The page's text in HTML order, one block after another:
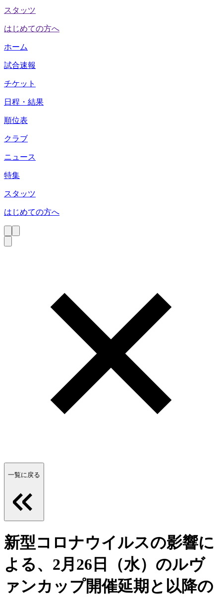
スタッツ
はじめての方へ
ホーム
試合速報
チケット
日程・結果
順位表
クラブ
ニュース
特集
スタッツ
はじめての方へ
一覧に戻る
新型コロナウイルスの影響に
よる、2月26日（水）のルヴ
ァンカップ開催延期と以降の